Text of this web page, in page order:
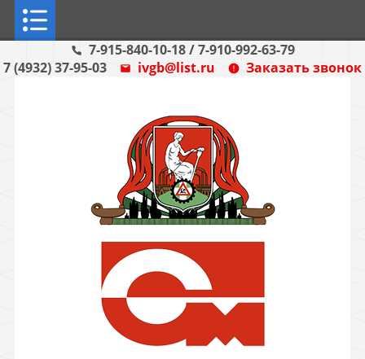
7-915-840-10-18/7-910-992-63-79
7 (4932) 37-95-03
ivgb@list.ru Заказать звонок